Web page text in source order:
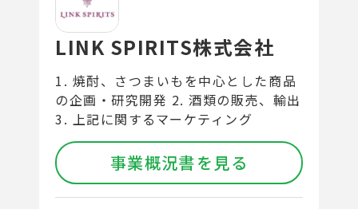
LINK SPIRITS株式会社
1. 焼酎、さつまいもを中心とした商品
の企画・研究開発 2. 酒類の販売、輸出
3. 上記に関するマーケティング
事業概況書を見る